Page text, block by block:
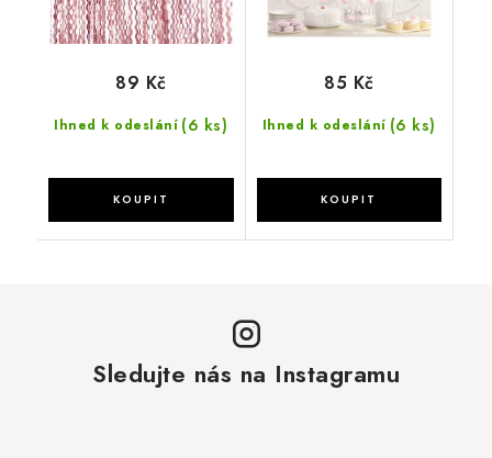
Ihned k odeslání (6 ks)
89 Kč
Ihned k odeslání (6 ks)
85 Kč
Sledujte nás na Instagramu